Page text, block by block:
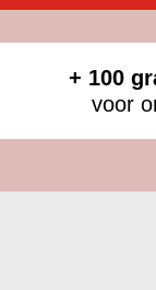
+ 100
voor